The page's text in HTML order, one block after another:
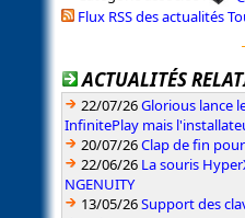
Flux RSS des actualités
ACTUALITÉS
22/07/26Glorious lance
InfinitePlay mais
20/07/26Clap de fin
22/06/26 La souris
NGENUITY
13/05/26Support des